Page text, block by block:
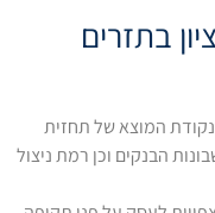
בתזרים
נקודת המוצא של תחזית
הבנקים וכן רמת ניצול